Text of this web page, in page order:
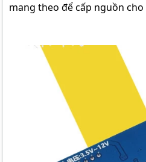
mang theo để cấp nguồn